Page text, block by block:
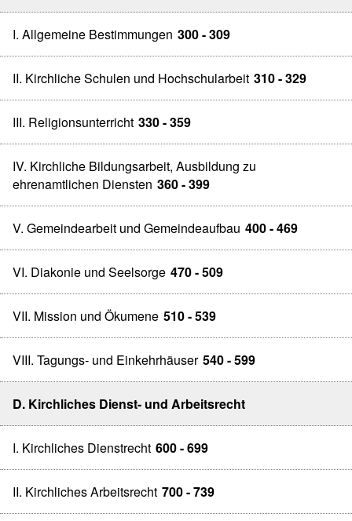
I. Allgemeine Bestimmungen 300 - 309
II. Kirchliche Schulen und Hochschularbeit 310 - 329
III. Religionsunterricht 330 - 359
IV. Kirchliche Bildungsarbeit, Ausbildung zu
ehrenamtlichen Diensten 360 - 399
V. Gemeindearbeit und Gemeindeaufbau 400 - 469
VI. Diakonie und Seelsorge 470 - 509
VII. Mission und Ökumene 510 - 539
VIII. Tagungs- und Einkehrhäuser 540 - 599
D. Kirchliches Dienst- und Arbeitsrecht
I. Kirchliches Dienstrecht 600 - 699
II. Kirchliches Arbeitsrecht 700 - 739